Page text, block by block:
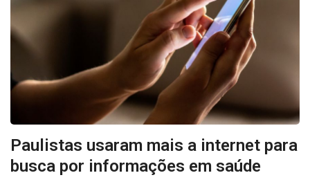
Paulistas usaram mais a internet para
busca por informações em saúde